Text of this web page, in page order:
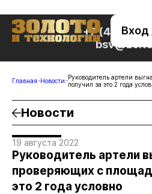
Вход
+7 (495)
Главная Новости Руководитель артели
получил за это 2 года
Новости
19 августа 2022
Руководитель артели
проверяющих с
это 2 года условно